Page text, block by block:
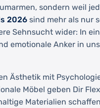
sondern weil
2026 sind mehr als nur
Sehnsucht wider: In
emotionale Anker in
Ästhetik mit
Möbel geben Dir
Materialien